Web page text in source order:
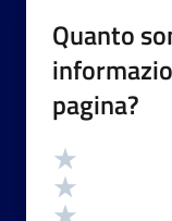
Quanto
pagina?
Valutazione